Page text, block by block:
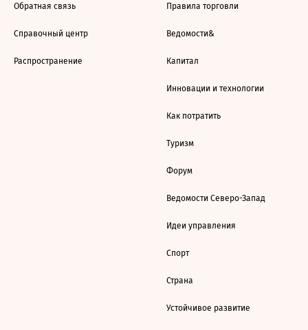
Обратная связь
Справочный центр
Распространение
Правила торговли
Ведомости&
Капитал
Инновации и технологии
Как потратить
Туризм
Форум
Ведомости Северо-Запад
Идеи управления
Спорт
Страна
Устойчивое развитие